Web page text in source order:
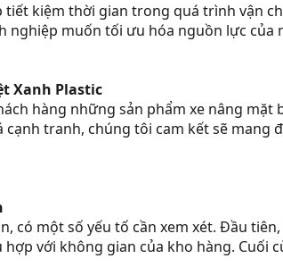
kiệm thời gian trong quá trình vận
nghiệp muốn tối ưu hóa nguồn lực
Xanh Plastic
hàng những sản phẩm xe nâng
tranh, chúng tôi cam kết sẽ mang
có một số yếu tố cần xem xét. Đầu
với không gian của kho hàng. Cuối